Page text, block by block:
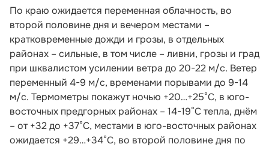
По краю ожидается переменная облачность, во
второй половине дня и вечером местами –
кратковременные дожди и грозы, в отдельных
районах – сильные, в том числе – ливни, грозы и град
при шквалистом усилении ветра до 20-22 м/с. Ветер
переменный 4-9 м/с, временами порывами до 9-14
м/с. Термометры покажут ночью +20…+25°С, в юго-
восточных предгорных районах – 14-19°С тепла, днём
– от +32 до +37°С, местами в юго-восточных районах
ожидается +29…+34°С, во второй половине дня по